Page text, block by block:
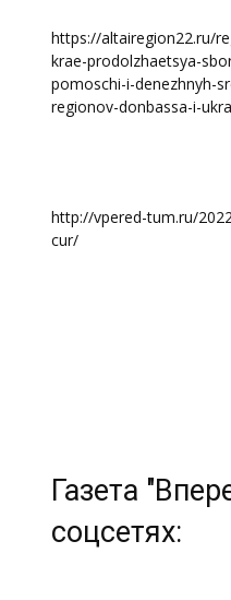
https://altairegion22.ru/
krae-prodolzhaetsya-
pomoschi-i-denezhnyh-
regionov-donbassa-i-
http://vpered-tum.ru/
cur/
Газета
соцсетях: